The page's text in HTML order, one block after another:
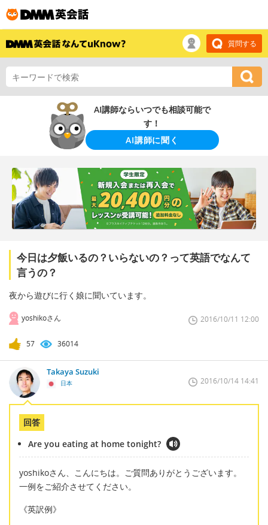
質問する
AI講師ならいつでも相談可能で
す！
AI講師に聞く
今日は夕飯いるの？いらないの？って英語でなんて
言うの？
夜から遊びに行く娘に聞いています。
yoshikoさん 2016/10/11 12:00
57 36014
Takaya Suzuki
日本 2016/10/14 14:41
回答
Are you eating at home tonight?
yoshikoさん、こんにちは。ご質問ありがとうございます。
一例をご紹介させてください。
《英訳例》